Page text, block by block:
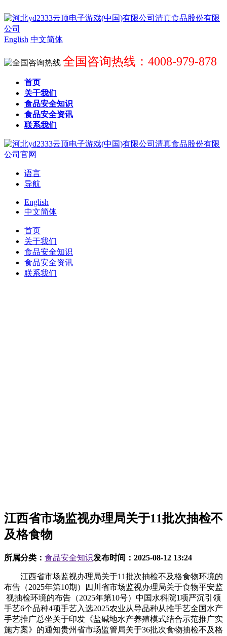
English 中文简体
全国咨询热线：4008-979-878
首页
关于我们
食品安全知识
食品安全资讯
联系我们
语言
导航
English
中文简体
首页
关于我们
食品安全知识
食品安全资讯
联系我们
江西省市场监视办理局关于11批次抽检不
及格食物
所属分类： 食品安全知识发布时间： 2025-08-12 13:24
江西省市场监视办理局关于11批次抽检不及格食物环境的
布告（2025年第10期）四川省市场监视办理局关于食物平安监
视抽检环境的布告（2025年第10号）中国水科院1项严沉引领
手艺6个品种4项手艺入选2025农业从导品种从推手艺全国水产
手艺推广总坐关于印发《盐碱地水产养殖模式结合示范推广实
施方案》的通知贵州省市场监管局关于36批次食物抽检不及格